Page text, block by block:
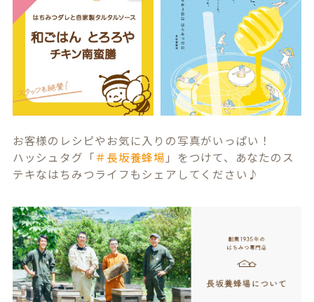
お客様のレシピやお気に入りの写真がいっぱい！
ハッシュタグ「＃長坂養蜂場 」をつけて、あなたのス
テキなはちみつライフもシェアしてください♪